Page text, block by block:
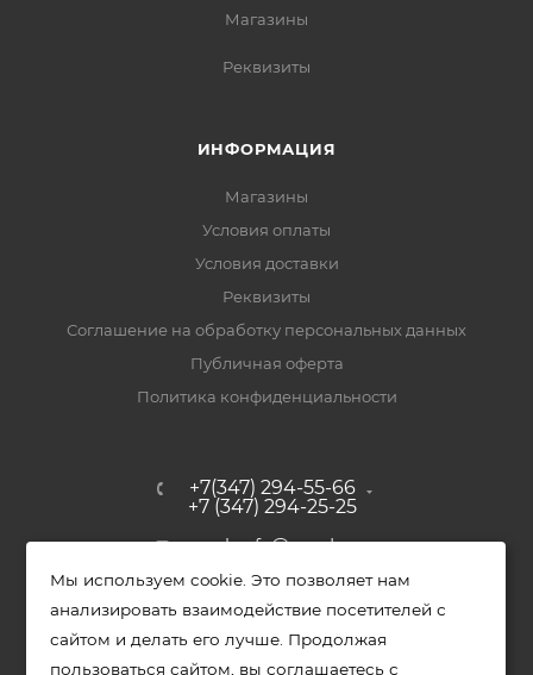
Магазины
Реквизиты
ИНФОРМАЦИЯ
Магазины
Условия оплаты
Условия доставки
Реквизиты
Соглашение на обработку персональных данных
Публичная оферта
Политика конфиденциальности
+7(347) 294-55-66
+7 (347) 294-25-25
upak-ufa@yandex.ru
Уфимский район, с. Зубово, ул.
Полевая, д. 44/2, к. 2
Мы используем cookie. Это позволяет нам
анализировать взаимодействие посетителей с
сайтом и делать его лучше. Продолжая
пользоваться сайтом, вы соглашаетесь с